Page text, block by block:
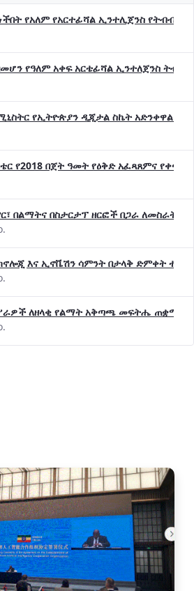
የአለም የአርተፊሻል ኢንተሊጀንስ የትብብር
የዓለም አቀፍ አርቴፊሻል ኢንተለጀንስ
የኢትዮጵያን ዲጂታል ስኬት አድንቀዋል
የ2018 በጀት ዓመት የዕቅድ አፈጻጸምና
በልማትና በስታርታፕ ዘርፎች በጋራ ለመስራት
እና ኢኖቬሽን ሳምንት በታላቅ ድምቀት
ለዘላቂ የልማት አቅጣጫ መፍትሔ ጠቋሚ